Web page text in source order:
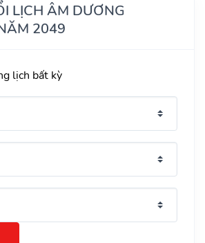
LỊCH ÂM DƯƠNG
2049
lịch bất kỳ